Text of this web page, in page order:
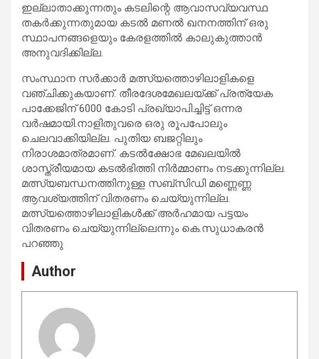
ഇല്ലാതാക്കുന്നതും കടലിന്റെ ആവാസവ്യവസ്ഥ
തകര്‍ക്കുന്നതുമായ കടല്‍ മണല്‍ ഖനനത്തിന് ഒരു
സ്ഥാപനങ്ങളെയും കേരളത്തില്‍ കാലുകുത്താന്‍
അനുവദിക്കില്ല.
സംസ്ഥാന സര്‍ക്കാര്‍ മത്സ്യത്തൊഴിലാളികളെ
വഞ്ചിക്കുകയാണ്. തീരദേശമേഖലയ്ക്ക് പ്രത്യേക
പാക്കേജിന് 6000 കോടി പ്രഖ്യാപിച്ചിട്ട് ഒന്നര
വര്‍ഷമായി.നാളിതുവരെ ഒരു രൂപപോലും
ചെലവാക്കിയില്ല. പുതിയ ബജറ്റിലും
നിരാശമാത്രമാണ്. കടല്‍ക്ഷോഭ മേഖലയില്‍
ശാസ്ത്രീയമായ കടല്‍ഭിത്തി നിര്‍മ്മാണം നടക്കുന്നില്ല.
മത്സ്യബന്ധനത്തിനുള്ള സബ്സിഡി മണ്ണെണ്ണ
ആവശ്യത്തിന് വിതരണം ചെയ്യുന്നില്ല.
മത്സ്യത്തൊഴിലാളികള്‍ക്ക് അര്‍ഹമായ പട്ടയം
വിതരണം ചെയ്യുന്നില്ലെന്നും കെ.സുധാകരന്‍
പറഞ്ഞു
Author